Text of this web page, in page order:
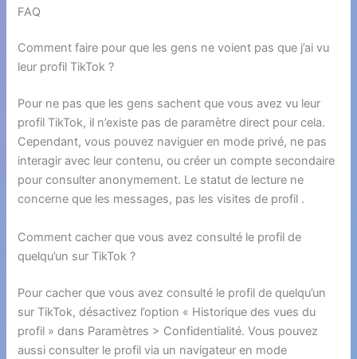
FAQ
Comment faire pour que les gens ne voient pas que j’ai vu
leur profil TikTok ?
Pour ne pas que les gens sachent que vous avez vu leur
profil TikTok, il n’existe pas de paramètre direct pour cela.
Cependant, vous pouvez naviguer en mode privé, ne pas
interagir avec leur contenu, ou créer un compte secondaire
pour consulter anonymement. Le statut de lecture ne
concerne que les messages, pas les visites de profil .
Comment cacher que vous avez consulté le profil de
quelqu’un sur TikTok ?
Pour cacher que vous avez consulté le profil de quelqu’un
sur TikTok, désactivez l’option « Historique des vues du
profil » dans Paramètres > Confidentialité. Vous pouvez
aussi consulter le profil via un navigateur en mode